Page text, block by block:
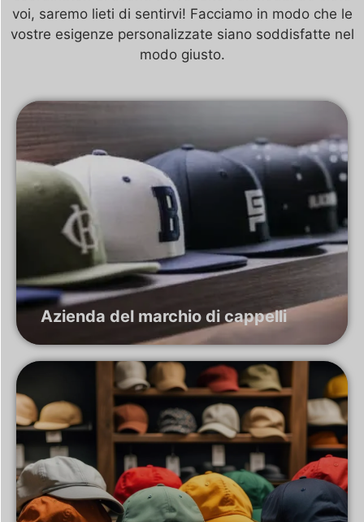
voi, saremo lieti di sentirvi! Facciamo in modo che le
vostre esigenze personalizzate siano soddisfatte nel
modo giusto.
Azienda del marchio di cappelli